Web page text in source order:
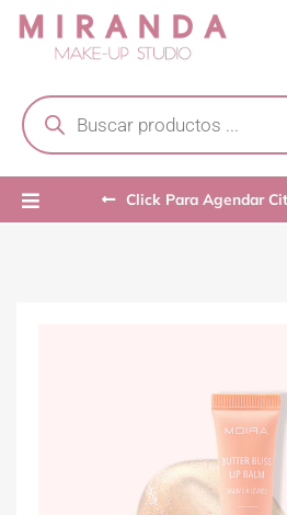
Skip
search
Click Para Agendar